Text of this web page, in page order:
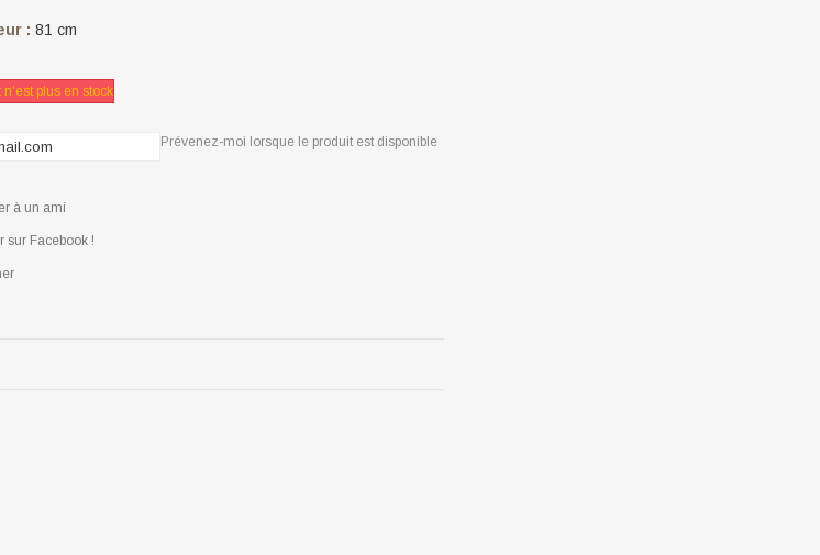
: 81 cm
n'est plus en stock
Prévenez-moi lorsque le produit est disponible
à un ami
sur Facebook !